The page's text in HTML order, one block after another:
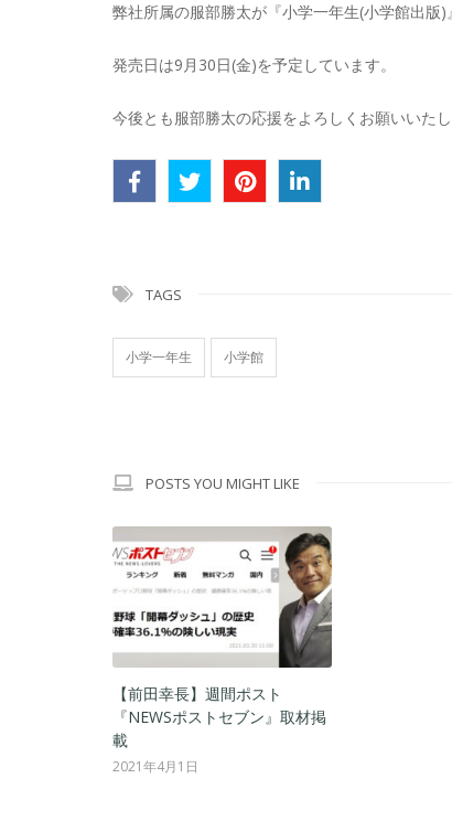
弊社所属の服部勝太が『小学一年生(小学館出版)
発売日は9月30日(金)を予定しています。
今後とも服部勝太の応援をよろしくお願いいたし
TAGS
小学一年生 小学館
POSTS YOU MIGHT LIKE
【前田幸長】週間ポスト
『NEWSポストセブン』取材掲
載
2021年4月1日